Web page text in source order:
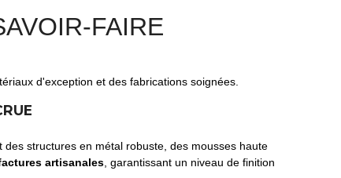
FAIRE
d'exception et des fabrications soignées.
structures en métal robuste, des mousses haute
artisanales, garantissant un niveau de finition